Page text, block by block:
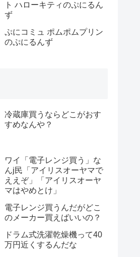
ト ハローキティのぷにるん
ず
ぷにコミュ ポムポムプリン
のぷにるんず
冷蔵庫買うならどこがおす
すめなんや？
ワイ「電子レンジ買う」な
んj民「アイリスオーヤマで
ええぞ」「アイリスオーヤ
マはやめとけ」
電子レンジ買うんだがどこ
のメーカー買えばいいの？
ドラム式洗濯乾燥機って40
万円近くするんだな